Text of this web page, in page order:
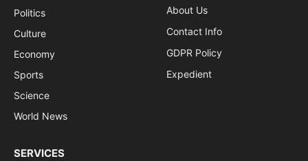
Politics
Culture
Economy
Sports
Science
World News
About Us
Contact Info
GDPR Policy
Expedient
SERVICES